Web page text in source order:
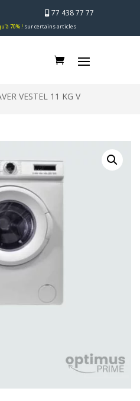
77 438 77 77
70% ! sur certains articles
VESTEL 11 KG V